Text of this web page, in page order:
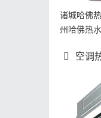
诸城哈佛
州哈佛热
空调